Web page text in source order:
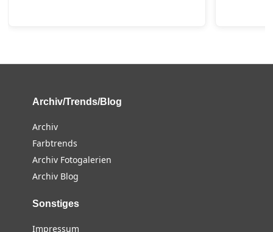
Archiv/Trends/Blog
Archiv
Farbtrends
Archiv Fotogalerien
Archiv Blog
Sonstiges
Impressum